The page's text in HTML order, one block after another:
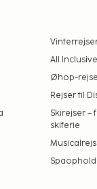
All
Øhop-
Rejser til
Skirejser –
skiferie
Spaophold